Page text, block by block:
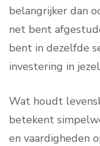
belangrijker dan
net bent
bent in dezelfde
investering in
Wat houdt
betekent
en vaardigheden